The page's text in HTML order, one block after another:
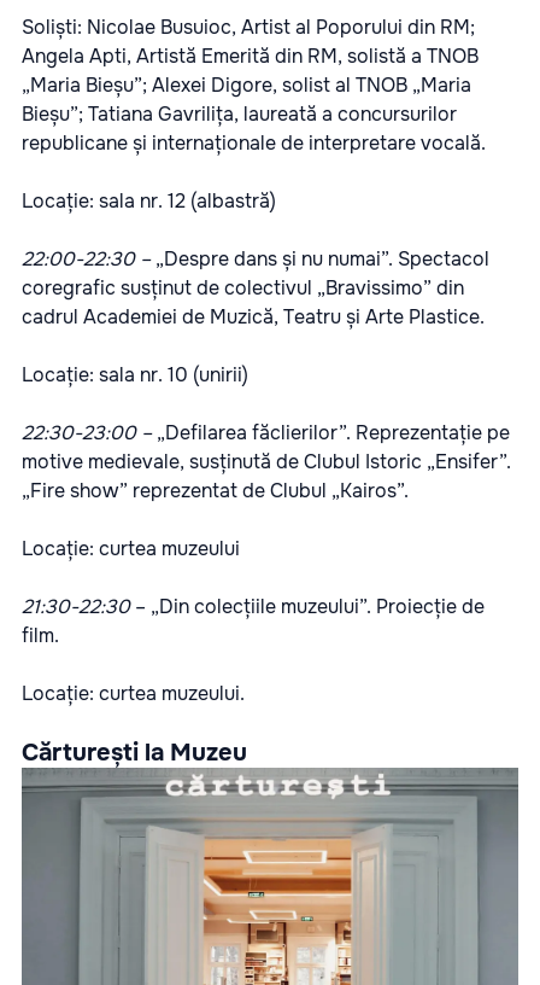
Soliști: Nicolae Busuioc, Artist al Poporului din RM;
Angela Apti, Artistă Emerită din RM, solistă a TNOB
„Maria Bieșu”; Alexei Digore, solist al TNOB „Maria
Bieșu”; Tatiana Gavrilița, laureată a concursurilor
republicane și internaționale de interpretare vocală.
Locație: sala nr. 12 (albastră)
22:00-22:30 –„Despre dans și nu numai”. Spectacol
coregrafic susținut de colectivul „Bravissimo” din
cadrul Academiei de Muzică, Teatru și Arte Plastice.
Locație: sala nr. 10 (unirii)
22:30-23:00 –„Defilarea făclierilor”. Reprezentație pe
motive medievale, susținută de Clubul Istoric „Ensifer”.
„Fire show” reprezentat de Clubul „Kairos”.
Locație: curtea muzeului
21:30-22:30– „Din colecțiile muzeului”. Proiecție de
film.
Locație: curtea muzeului.
Cărturești la Muzeu